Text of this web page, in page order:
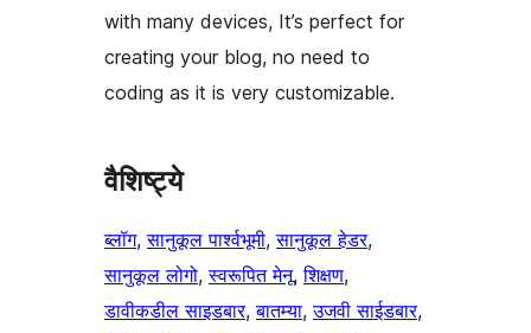
with many devices, It’s perfect for
creating your blog, no need to
coding as it is very customizable.
वैशिष्ट्ये
ब्लॉग, सानुकूल पार्श्वभूमी, सानुकूल हेडर
सानुकूल लोगो, स्वरूपित मेनू, शिक्षण
डावीकडील साइडबार, बातम्या, उजवी साईडबार